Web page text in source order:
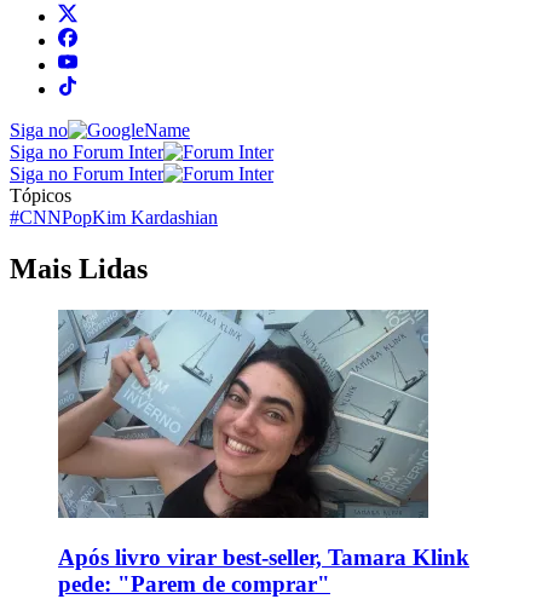
Siga no
Siga no Forum Inter
Siga no Forum Inter
Tópicos
#CNNPopKim Kardashian
Mais Lidas
Após livro virar best-seller, Tamara Klink
pede: "Parem de comprar"